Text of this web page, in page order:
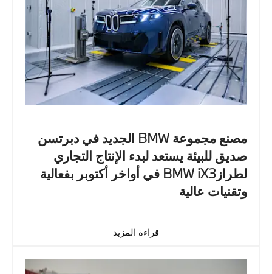
مصنع مجموعة BMW الجديد في دبرتسن
صديق للبيئة يستعد لبدء الإنتاج التجاري
لطرازBMW iX3 في أواخر أكتوبر بفعالية
وتقنيات عالية
قراءة المزيد